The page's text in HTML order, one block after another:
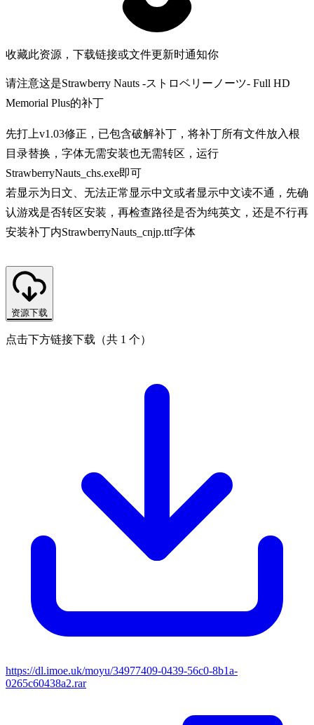
收藏此资源，下载链接或文件更新时通知你
请注意这是Strawberry Nauts -ストロベリーノーツ- Full HD
Memorial Plus的补丁
先打上v1.03修正，已包含破解补丁，将补丁所有文件放入根
目录替换，字体无需安装也无需转区，运行
StrawberryNauts_chs.exe即可
若显示为日文、无法正常显示中文或者显示中文读不通，先确
认游戏是否转区安装，再检查路径是否为纯英文，还是不行再
安装补丁内StrawberryNauts_cnjp.ttf字体
资源下载
点击下方链接下载（共 1 个）
https://dl.imoe.uk/moyu/34977409-0439-56c0-8b1a-
0265c60438a2.rar